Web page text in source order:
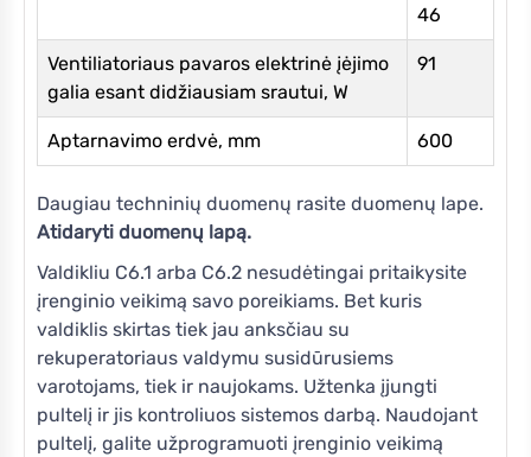
46
Ventiliatoriaus pavaros elektrinė įėjimo
galia esant didžiausiam srautui, W
91
Aptarnavimo erdvė, mm 600
Daugiau techninių duomenų rasite duomenų lape.
Atidaryti duomenų lapą.
Valdikliu C6.1 arba C6.2 nesudėtingai pritaikysite
įrenginio veikimą savo poreikiams. Bet kuris
valdiklis skirtas tiek jau anksčiau su
rekuperatoriaus valdymu susidūrusiems
varotojams, tiek ir naujokams. Užtenka įjungti
pultelį ir jis kontroliuos sistemos darbą. Naudojant
pultelį, galite užprogramuoti įrenginio veikimą